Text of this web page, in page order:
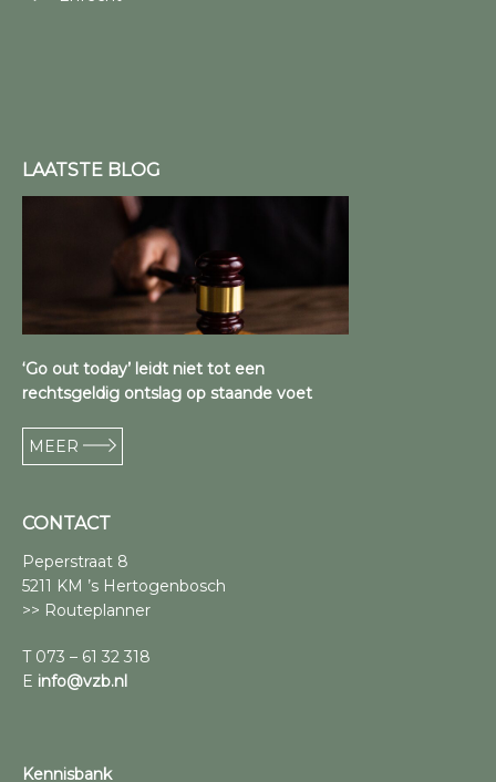
LAATSTE BLOG
‘Go out today’ leidt niet tot een
rechtsgeldig ontslag op staande voet
MEER
CONTACT
Peperstraat 8
5211 KM ’s Hertogenbosch
>> Routeplanner
T 073 – 61 32 318
E info@vzb.nl
Kennisbank